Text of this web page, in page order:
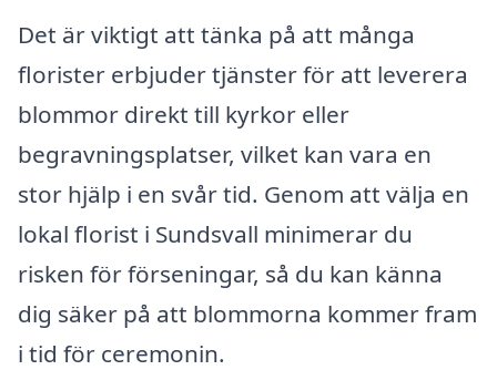
Det är viktigt att tänka på att många
florister erbjuder tjänster för att leverera
blommor direkt till kyrkor eller
begravningsplatser, vilket kan vara en
stor hjälp i en svår tid. Genom att välja en
lokal florist i Sundsvall minimerar du
risken för förseningar, så du kan känna
dig säker på att blommorna kommer fram
i tid för ceremonin.